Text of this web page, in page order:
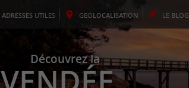
ADRESSES UTILES GEOLOCALISATION LE BLOG
Découvrez la